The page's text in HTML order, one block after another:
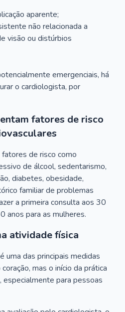
aparente;
não relacionada a
visão ou distúrbios
emergenciais, há
o cardiologista, por
fatores de risco
de risco como
de álcool, sedentarismo,
diabetes, obesidade,
familiar de problemas
a primeira consulta aos 30
anos para as mulheres.
atividade física
uma das principais medidas
mas o início da prática
especialmente para pessoas